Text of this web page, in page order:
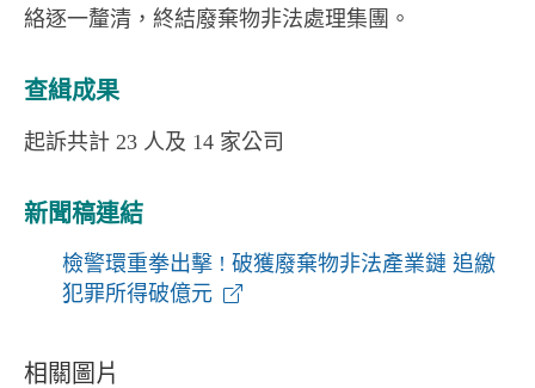
絡逐一釐清，終結廢棄物非法處理集團。
查緝成果
起訴共計 23 人及 14 家公司
新聞稿連結
檢警環重拳出擊 ! 破獲廢棄物非法產業鏈 追繳
犯罪所得破億元
相關圖片